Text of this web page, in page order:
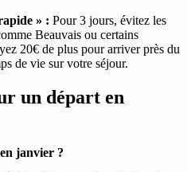
» : Pour 3 jours, évitez les
Beauvais ou certains
20€ de plus pour arriver près du
de vie sur votre séjour.
un départ en
janvier ?